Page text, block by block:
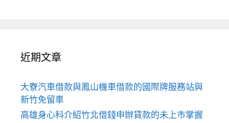
近期文章
大寮汽車借款與鳳山機車借款的國際牌服務站與
新竹免留車
高雄身心科介紹竹北借錢申辦貸款的未上市掌握